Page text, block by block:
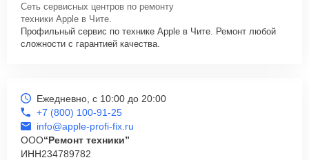
Сеть сервисных центров по ремонту
техники Apple в Чите.
Профильный сервис по технике Apple в Чите. Ремонт любой
сложности с гарантией качества.
Ежедневно, с 10:00 до 20:00
+7 (800) 100-91-25
info@apple-profi-fix.ru
ООО“Ремонт техники”
ИНН234789782